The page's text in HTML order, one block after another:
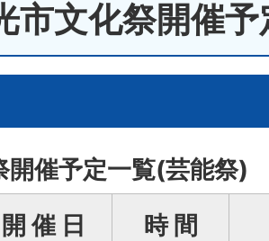
市文化祭開催予
開催予定一覧(芸能祭)
開 催 日 時 間